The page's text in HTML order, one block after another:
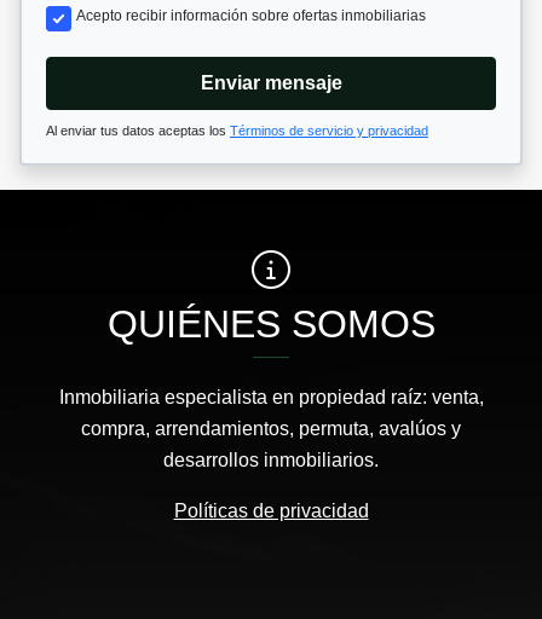
Acepto recibir información sobre ofertas inmobiliarias
Enviar mensaje
Al enviar tus datos aceptas los Términos de servicio y privacidad
QUIÉNES SOMOS
Inmobiliaria especialista en propiedad raíz: venta,
compra, arrendamientos, permuta, avalúos y
desarrollos inmobiliarios.
Políticas de privacidad